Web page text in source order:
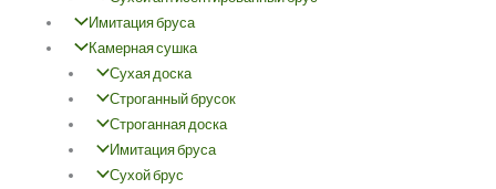
Имитация бруса
Камерная сушка
Сухая доска
Строганный брусок
Строганная доска
Имитация бруса
Сухой брус